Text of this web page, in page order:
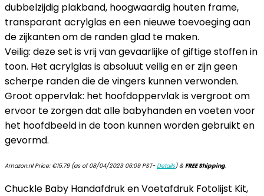
dubbelzijdig plakband, hoogwaardig houten frame,
transparant acrylglas en een nieuwe toevoeging aan
de zijkanten om de randen glad te maken.
Veilig: deze set is vrij van gevaarlijke of giftige stoffen in
toon. Het acrylglas is absoluut veilig en er zijn geen
scherpe randen die de vingers kunnen verwonden.
Groot oppervlak: het hoofdoppervlak is vergroot om
ervoor te zorgen dat alle babyhanden en voeten voor
het hoofdbeeld in de toon kunnen worden gebruikt en
gevormd.
Amazon.nl Price: €15.79(as of 08/04/2023 06:09 PST-Details)&FREE Shipping.
Chuckle Baby Handafdruk en Voetafdruk Fotolijst Kit,